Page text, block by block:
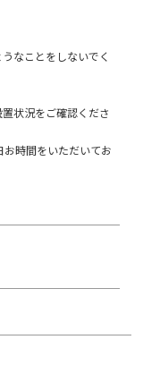
入っています。
ですが必ず上記
択できるように
よう分割してご
は、
SH-29-VBOD-B）
なことをしないでく
状況をご確認くださ
お時間をいただいてお